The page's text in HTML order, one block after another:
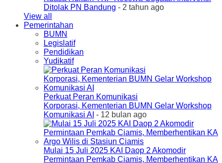
Ditolak PN Bandung - 2 tahun ago
View all
Pemerintahan
BUMN
Legislatif
Pendidikan
Yudikatif
Perkuat Peran Komunikasi
Korporasi, Kementerian BUMN Gelar Workshop
Komunikasi AI - 12 bulan ago
Mulai 15 Juli 2025 KAI Daop 2 Akomodir
Permintaan Pemkab Ciamis, Memberhentikan KA